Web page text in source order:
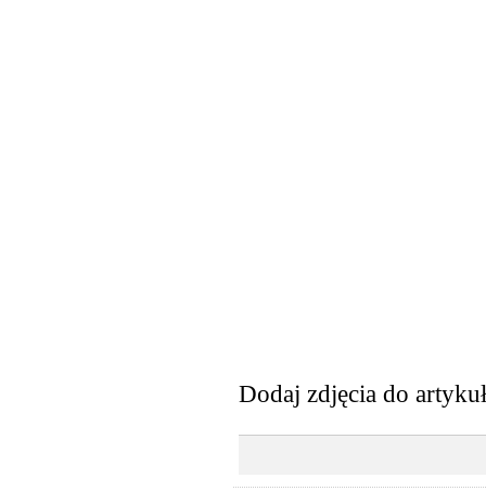
Dodaj zdjęcia do